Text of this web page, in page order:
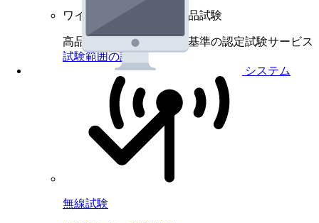
システム
ワイヤレスデバイスの製品試験
高品質規格に基づく国際基準の認定試験サービス
試験範囲の詳細
無線試験